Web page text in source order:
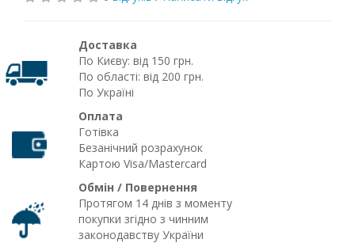
Доставка
По Києву: від 150 грн.
По області: від 200 грн.
По Україні
Оплата
Готівка
Безанічний розрахунок
Картою Visa/Mastercard
Обмін / Повернення
Протягом 14 днів з моменту
покупки згідно з чинним
законодавству України